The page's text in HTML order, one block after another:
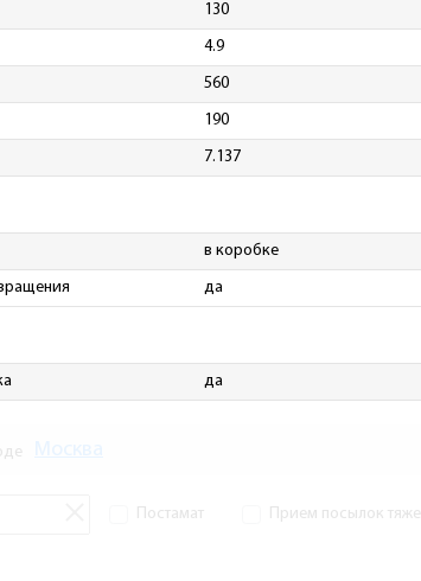
130
4.9
560
190
7.137
в коробке
да
да
Постамат Прием посылок